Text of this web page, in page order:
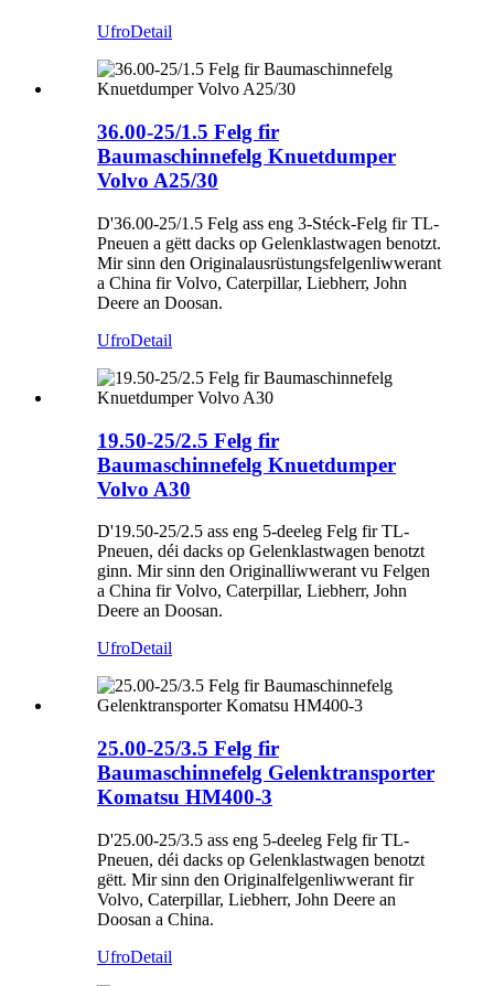
UfroDetail
36.00-25/1.5 Felg fir
Baumaschinnefelg Knuetdumper
Volvo A25/30
D'36.00-25/1.5 Felg ass eng 3-Stéck-Felg fir TL-
Pneuen a gëtt dacks op Gelenklastwagen benotzt.
Mir sinn den Originalausrüstungsfelgenliwwerant
a China fir Volvo, Caterpillar, Liebherr, John
Deere an Doosan.
UfroDetail
19.50-25/2.5 Felg fir
Baumaschinnefelg Knuetdumper
Volvo A30
D'19.50-25/2.5 ass eng 5-deeleg Felg fir TL-
Pneuen, déi dacks op Gelenklastwagen benotzt
ginn. Mir sinn den Originalliwwerant vu Felgen
a China fir Volvo, Caterpillar, Liebherr, John
Deere an Doosan.
UfroDetail
25.00-25/3.5 Felg fir
Baumaschinnefelg Gelenktransporter
Komatsu HM400-3
D'25.00-25/3.5 ass eng 5-deeleg Felg fir TL-
Pneuen, déi dacks op Gelenklastwagen benotzt
gëtt. Mir sinn den Originalfelgenliwwerant fir
Volvo, Caterpillar, Liebherr, John Deere an
Doosan a China.
UfroDetail